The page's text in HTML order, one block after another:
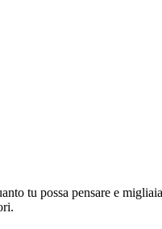
tu possa pensare e